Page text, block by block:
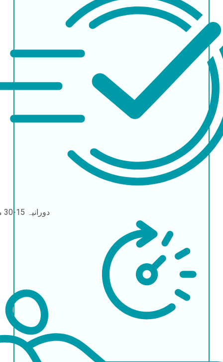
دورانیہ 15-30 منٹ